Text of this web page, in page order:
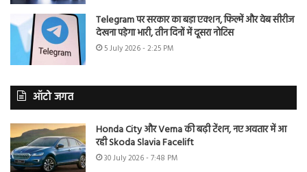
Telegram पर सरकार का बड़ा एक्शन, फिल्में और वेब सीरीज
देखना पड़ेगा भारी, तीन दिनों में दूसरा नोटिस
5 July 2026 - 2:25 PM
ऑटो जगत
Honda City और Verna की बढ़ी टेंशन, नए अवतार में आ
रही Skoda Slavia Facelift
30 July 2026 - 7:48 PM